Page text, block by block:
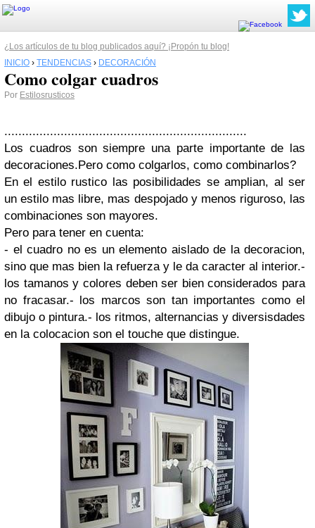
¿Los artículos de tu blog publicados aquí? ¡Propón tu blog!
INICIO › TENDENCIAS › DECORACIÓN
Como colgar cuadros
Por Estilosrusticos
.....................................................................
Los cuadros son siempre una parte importante de las
decoraciones.Pero como colgarlos, como combinarlos?
En el estilo rustico las posibilidades se amplian, al ser
un estilo mas libre, mas despojado y menos riguroso, las
combinaciones son mayores.
Pero para tener en cuenta:
- el cuadro no es un elemento aislado de la decoracion,
sino que mas bien la refuerza y le da caracter al interior.-
los tamanos y colores deben ser bien considerados para
no fracasar.- los marcos son tan importantes como el
dibujo o pintura.- los ritmos, alternancias y diversisdades
en la colocacion son el touche que distingue.